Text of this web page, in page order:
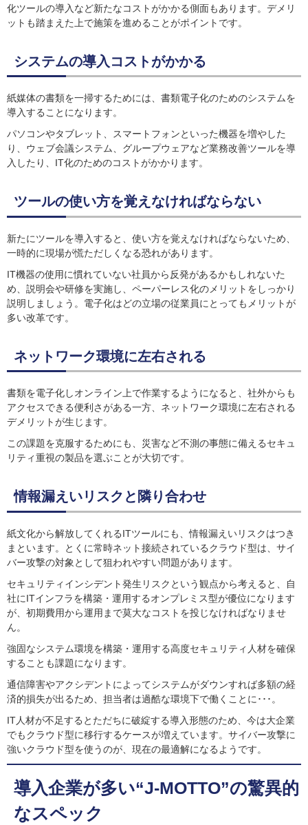
化ツールの導入など新たなコストがかかる側面もあります。デメリ
ットも踏まえた上で施策を進めることがポイントです。
システムの導入コストがかかる
紙媒体の書類を一掃するためには、書類電子化のためのシステムを
導入することになります。
パソコンやタブレット、スマートフォンといった機器を増やした
り、ウェブ会議システム、グループウェアなど業務改善ツールを導
入したり、IT化のためのコストがかかります。
ツールの使い方を覚えなければならない
新たにツールを導入すると、使い方を覚えなければならないため、
一時的に現場が慌ただしくなる恐れがあります。
IT機器の使用に慣れていない社員から反発があるかもしれないた
め、説明会や研修を実施し、ペーパーレス化のメリットをしっかり
説明しましょう。電子化はどの立場の従業員にとってもメリットが
多い改革です。
ネットワーク環境に左右される
書類を電子化しオンライン上で作業するようになると、社外からも
アクセスできる便利さがある一方、ネットワーク環境に左右される
デメリットが生じます。
この課題を克服するためにも、災害など不測の事態に備えるセキュ
リティ重視の製品を選ぶことが大切です。
情報漏えいリスクと隣り合わせ
紙文化から解放してくれるITツールにも、情報漏えいリスクはつき
まといます。とくに常時ネット接続されているクラウド型は、サイ
バー攻撃の対象として狙われやすい問題があります。
セキュリティインシデント発生リスクという観点から考えると、自
社にITインフラを構築・運用するオンプレミス型が優位になります
が、初期費用から運用まで莫大なコストを投じなければなりませ
ん。
強固なシステム環境を構築・運用する高度セキュリティ人材を確保
することも課題になります。
通信障害やアクシデントによってシステムがダウンすれば多額の経
済的損失が出るため、担当者は過酷な環境下で働くことに･･･。
IT人材が不足するとただちに破綻する導入形態のため、今は大企業
でもクラウド型に移行するケースが増えています。サイバー攻撃に
強いクラウド型を使うのが、現在の最適解になるようです。
導入企業が多い“J-MOTTO”の驚異的
なスペック